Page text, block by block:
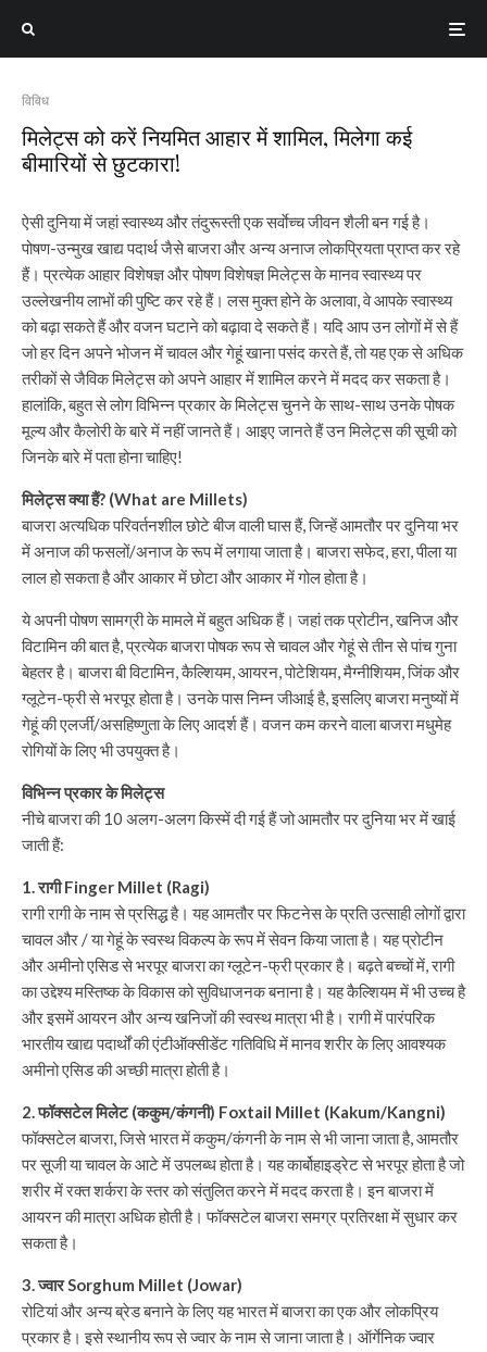
विविध
मिलेट्स को करें नियमित आहार में शामिल, मिलेगा कई
बीमारियों से छुटकारा!
ऐसी दुनिया में जहां स्वास्थ्य और तंदुरूस्ती एक सर्वाेच्च जीवन शैली बन गई है।
पोषण-उन्मुख खाद्य पदार्थ जैसे बाजरा और अन्य अनाज लोकप्रियता प्राप्त कर रहे
हैं। प्रत्येक आहार विशेषज्ञ और पोषण विशेषज्ञ मिलेट्स के मानव स्वास्थ्य पर
उल्लेखनीय लाभों की पुष्टि कर रहे हैं। लस मुक्त होने के अलावा, वे आपके स्वास्थ्य
को बढ़ा सकते हैं और वजन घटाने को बढ़ावा दे सकते हैं। यदि आप उन लोगों में से हैं
जो हर दिन अपने भोजन में चावल और गेहूं खाना पसंद करते हैं, तो यह एक से अधिक
तरीकों से जैविक मिलेट्स को अपने आहार में शामिल करने में मदद कर सकता है।
हालांकि, बहुत से लोग विभिन्न प्रकार के मिलेट्स चुनने के साथ-साथ उनके पोषक
मूल्य और कैलोरी के बारे में नहीं जानते हैं। आइए जानते हैं उन मिलेट्स की सूची को
जिनके बारे में पता होना चाहिए!
मिलेट्स क्या हैं? (What are Millets)
बाजरा अत्यधिक परिवर्तनशील छोटे बीज वाली घास हैं, जिन्हें आमतौर पर दुनिया भर
में अनाज की फसलों/अनाज के रूप में लगाया जाता है। बाजरा सफेद, हरा, पीला या
लाल हो सकता है और आकार में छोटा और आकार में गोल होता है।
ये अपनी पोषण सामग्री के मामले में बहुत अधिक हैं। जहां तक प्रोटीन, खनिज और
विटामिन की बात है, प्रत्येक बाजरा पोषक रूप से चावल और गेहूं से तीन से पांच गुना
बेहतर है। बाजरा बी विटामिन, कैल्शियम, आयरन, पोटेशियम, मैग्नीशियम, जिंक और
ग्लूटेन-फ्री से भरपूर होता है। उनके पास निम्न जीआई है, इसलिए बाजरा मनुष्यों में
गेहूं की एलर्जी/असहिष्णुता के लिए आदर्श हैं। वजन कम करने वाला बाजरा मधुमेह
रोगियों के लिए भी उपयुक्त है।
विभिन्न प्रकार के मिलेट्स
नीचे बाजरा की 10 अलग-अलग किस्में दी गई हैं जो आमतौर पर दुनिया भर में खाई
जाती हैं:
1. रागी Finger Millet (Ragi)
रागी रागी के नाम से प्रसिद्ध है। यह आमतौर पर फिटनेस के प्रति उत्साही लोगों द्वारा
चावल और / या गेहूं के स्वस्थ विकल्प के रूप में सेवन किया जाता है। यह प्रोटीन
और अमीनो एसिड से भरपूर बाजरा का ग्लूटेन-फ्री प्रकार है। बढ़ते बच्चों में, रागी
का उद्देश्य मस्तिष्क के विकास को सुविधाजनक बनाना है। यह कैल्शियम में भी उच्च है
और इसमें आयरन और अन्य खनिजों की स्वस्थ मात्रा भी है। रागी में पारंपरिक
भारतीय खाद्य पदार्थों की एंटीऑक्सीडेंट गतिविधि में मानव शरीर के लिए आवश्यक
अमीनो एसिड की अच्छी मात्रा होती है।
2. फॉक्सटेल मिलेट (ककुम/कंगनी) Foxtail Millet (Kakum/Kangni)
फॉक्सटेल बाजरा, जिसे भारत में ककुम/कंगनी के नाम से भी जाना जाता है, आमतौर
पर सूजी या चावल के आटे में उपलब्ध होता है। यह कार्बोहाइड्रेट से भरपूर होता है जो
शरीर में रक्त शर्करा के स्तर को संतुलित करने में मदद करता है। इन बाजरा में
आयरन की मात्रा अधिक होती है। फॉक्सटेल बाजरा समग्र प्रतिरक्षा में सुधार कर
सकता है।
3. ज्वार Sorghum Millet (Jowar)
रोटियां और अन्य ब्रेड बनाने के लिए यह भारत में बाजरा का एक और लोकप्रिय
प्रकार है। इसे स्थानीय रूप से ज्वार के नाम से जाना जाता है। ऑर्गेनिक ज्वार